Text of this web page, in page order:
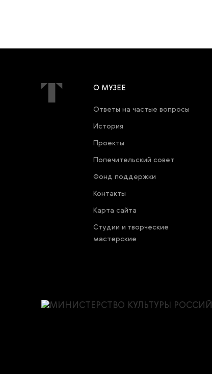
О МУЗЕЕ
Ответы на частые вопросы
История
Проекты
Попечительский совет
Фонд поддержки
Контакты
Карта cайта
Студии и творческие
мастерские